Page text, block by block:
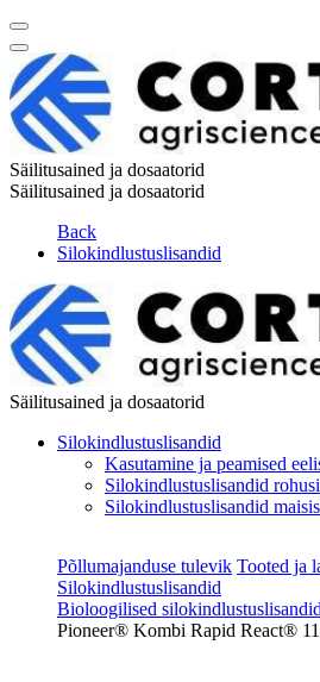
Säilitusained ja dosaatorid
Säilitusained ja dosaatorid
Back
Silokindlustuslisandid
Säilitusained ja dosaatorid
Silokindlustuslisandid
Kasutamine ja peamised
Silokindlustuslisandid
Silokindlustuslisandid
Põllumajanduse tulevik Tooted ja
Silokindlustuslisandid
Bioloogilised
Pioneer® Kombi Rapid React®